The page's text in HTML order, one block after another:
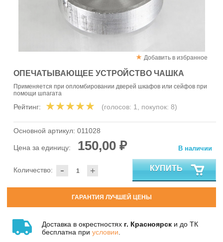
Добавить в избранное
ОПЕЧАТЫВАЮЩЕЕ УСТРОЙСТВО ЧАШКА
Применяется при опломбировании дверей шкафов или сейфов при
помощи шпагата
Рейтинг: (голосов: 1, покупок: 8)
Основной артикул: 011028
Цена за единицу: 150,00 ₽
- +
Количество:
В наличии
КУПИТЬ
ГАРАНТИЯ ЛУЧШЕЙ ЦЕНЫ
Доставка в окрестностях г. Красноярск и до ТК
бесплатна при условии